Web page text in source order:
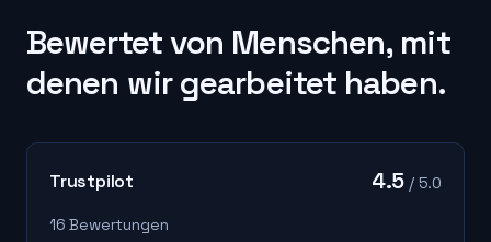
Bewertet von Menschen, mit
denen wir gearbeitet haben.
Trustpilot 4.5 / 5.0
16 Bewertungen